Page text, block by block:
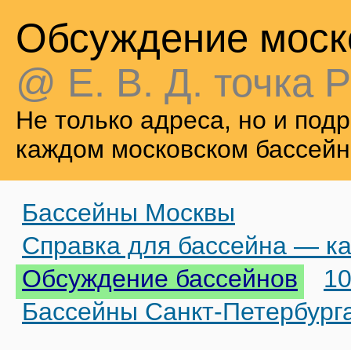
Обсуждение
@ Е. В. Д. точка
Не только адреса, но и
каждом московском
Бассейны Москвы
Справка для бассейна —
Обсуждение бассейнов
Бассейны Санкт-